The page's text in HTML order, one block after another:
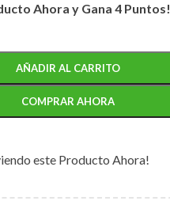
Ahora y Gana 4 Puntos!
AÑADIR AL CARRITO
COMPRAR AHORA
este Producto Ahora!